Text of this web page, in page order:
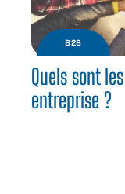
B2B
Quels sont
entreprise ?